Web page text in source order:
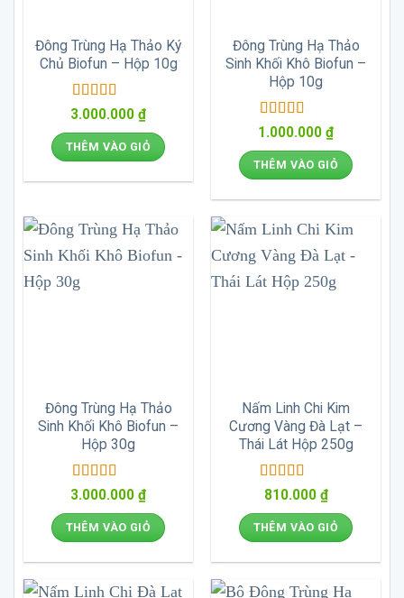
Đông Trùng Hạ Thảo Ký
Chủ Biofun – Hộp 10g
Được xếp
5 sao
3.000.000 ₫
THÊM VÀO GIỎ
Đông Trùng Hạ Thảo
Sinh Khối Khô Biofun –
Hộp 10g
Được xếp
5 sao
1.000.000 ₫
THÊM VÀO GIỎ
Đông Trùng Hạ Thảo
Sinh Khối Khô Biofun –
Hộp 30g
Được xếp
5 sao
3.000.000 ₫
THÊM VÀO GIỎ
Nấm Linh Chi Kim
Cương Vàng Đà Lạt –
Thái Lát Hộp 250g
Được xếp
5 sao
810.000 ₫
THÊM VÀO GIỎ